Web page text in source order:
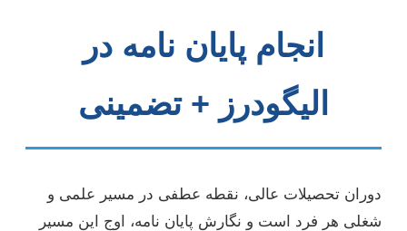
انجام پایان نامه در
الیگودرز + تضمینی
دوران تحصیلات عالی، نقطه عطفی در مسیر علمی و
شغلی هر فرد است و نگارش پایان نامه، اوج این مسیر